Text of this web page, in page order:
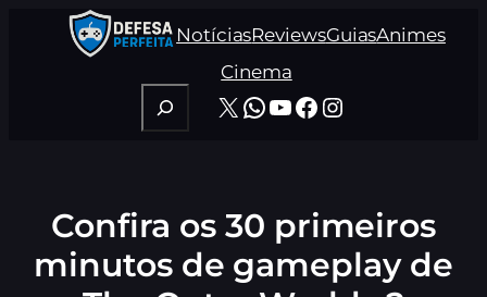
NotíciasReviewsGuiasAnimes
Cinema
Pesquisar
X WhatsApp
Youtube
Facebook
Instagram
Confira os 30 primeiros
minutos de gameplay de